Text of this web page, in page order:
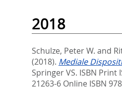
2018
Schulze, Peter W. and
(2018). Mediale
Springer VS. ISBN Print
21263-6 Online ISBN